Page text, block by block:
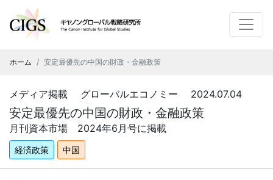
ホーム 安定最優先の中国の財政・金融政策
メディア掲載 グローバルエコノミー 2024.07.04
安定最優先の中国の財政・金融政策
月刊資本市場 2024年6月号に掲載
経済政策 中国